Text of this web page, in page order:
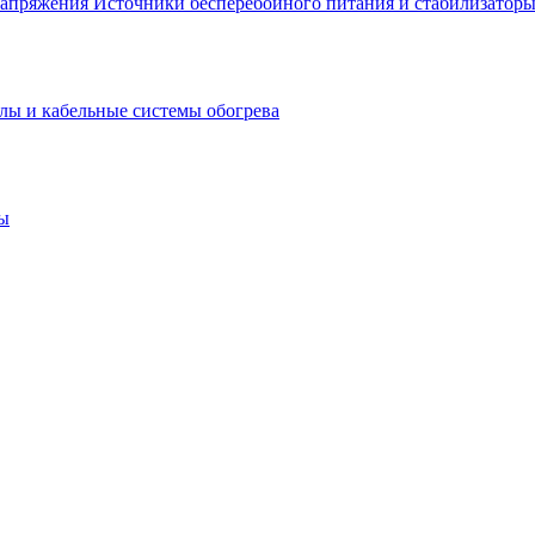
и кабельные системы обогрева